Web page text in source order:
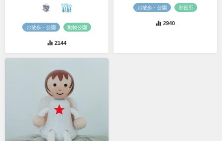
お散歩・公園 動物公園
2144
お散歩・公園 市役所
2940